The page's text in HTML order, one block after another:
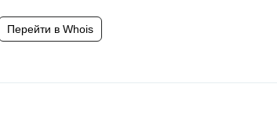
Перейти в Whois